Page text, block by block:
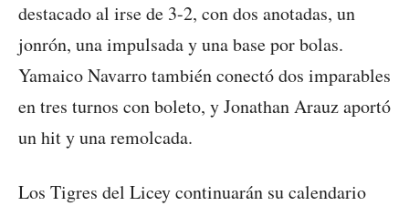
destacado al irse de 3-2, con dos anotadas, un
jonrón, una impulsada y una base por bolas.
Yamaico Navarro también conectó dos imparables
en tres turnos con boleto, y Jonathan Arauz aportó
un hit y una remolcada.
Los Tigres del Licey continuarán su calendario